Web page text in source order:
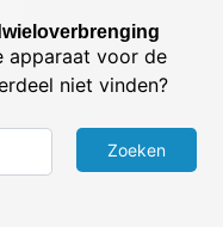
apparaat voor de
niet vinden?